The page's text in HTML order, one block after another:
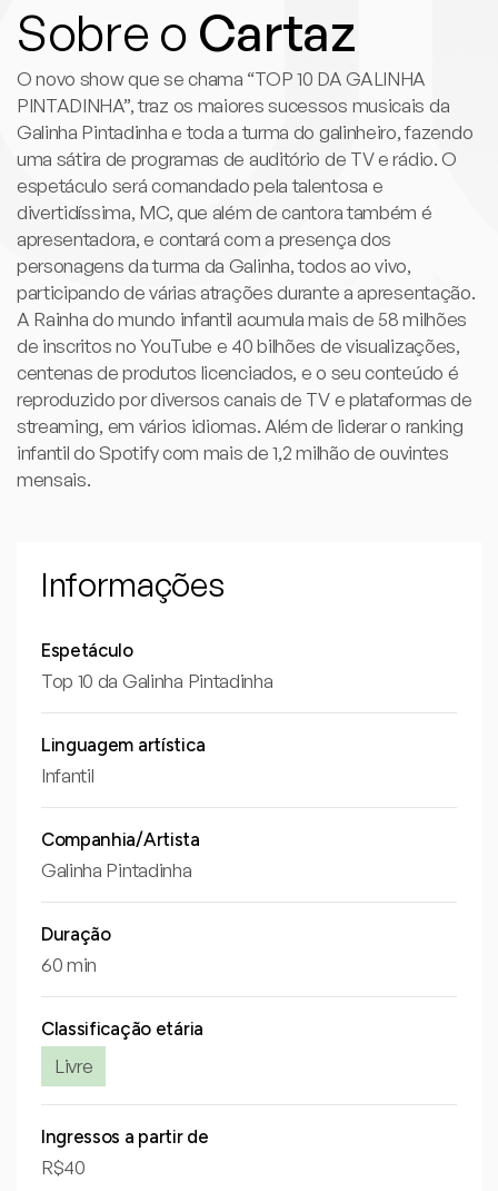
Sobre o Cartaz
O novo show que se chama “TOP 10 DA GALINHA
PINTADINHA”, traz os maiores sucessos musicais da
Galinha Pintadinha e toda a turma do galinheiro, fazendo
uma sátira de programas de auditório de TV e rádio. O
espetáculo será comandado pela talentosa e
divertidíssima, MC, que além de cantora também é
apresentadora, e contará com a presença dos
personagens da turma da Galinha, todos ao vivo,
participando de várias atrações durante a apresentação.
A Rainha do mundo infantil acumula mais de 58 milhões
de inscritos no YouTube e 40 bilhões de visualizações,
centenas de produtos licenciados, e o seu conteúdo é
reproduzido por diversos canais de TV e plataformas de
streaming, em vários idiomas. Além de liderar o ranking
infantil do Spotify com mais de 1,2 milhão de ouvintes
mensais.
Informações
Espetáculo
Top 10 da Galinha Pintadinha
Linguagem artística
Infantil
Companhia/Artista
Galinha Pintadinha
Duração
60 min
Classificação etária
Livre
Ingressos a partir de
R$40